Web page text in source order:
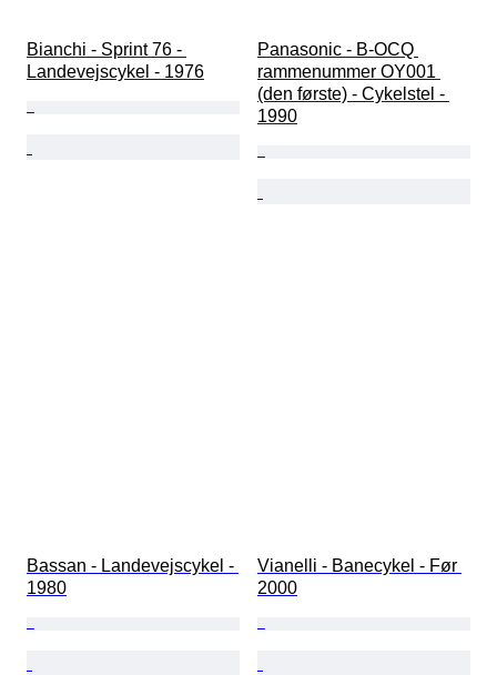
Bianchi - Sprint 76 -
Landevejscykel - 1976
Panasonic - B-OCQ
rammenummer OY001
(den første) - Cykelstel -
1990
Bassan - Landevejscykel -
1980
Vianelli - Banecykel - Før
2000